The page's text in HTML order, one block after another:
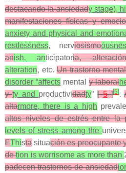
destacando la ansiedady stage),
manifestaciones físicas y
anxiety and physical and
restlessness, nerviosismo
anish, anticipatoria, alteración
alteration, etc. Un trastorno
disorder “affects mental y laboral
yty and productividadty”[5][5].
altarmore, there is a high
altos niveles de estrés entre la
levels of stress among the
EThista situación es preocupante
detion is worrisome as more than
padecen trastornos de ansiedad